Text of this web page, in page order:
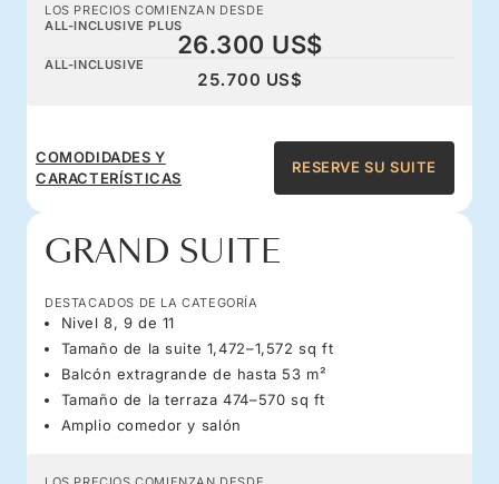
LOS PRECIOS COMIENZAN DESDE
ALL-INCLUSIVE PLUS
26.300 US$
ALL-INCLUSIVE
25.700 US$
COMODIDADES Y
CARACTERÍSTICAS
RESERVE SU SUITE
GRAND SUITE
DESTACADOS DE LA CATEGORÍA
Nivel 8, 9 de 11
Tamaño de la suite 1,472–1,572 sq ft
Balcón extragrande de hasta 53 m²
Tamaño de la terraza 474–570 sq ft
Amplio comedor y salón